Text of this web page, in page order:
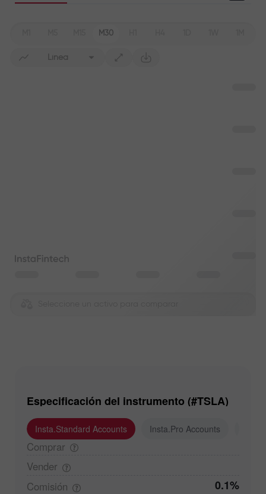
M30
Línea
Especificación del instrumento (#TSLA)
Insta.Standard Accounts Insta.Pro Accounts
Comprar
Vender
Comisión
0.1%